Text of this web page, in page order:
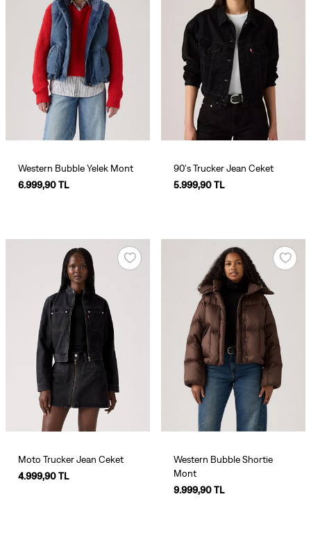
Western Bubble Yelek Mont
6.999,90 TL
90's Trucker Jean Ceket
5.999,90 TL
Moto Trucker Jean Ceket
4.999,90 TL
Western Bubble Shortie
Mont
9.999,90 TL